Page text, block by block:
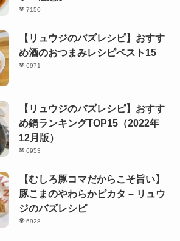
7150
【リュウジのバズレシピ】おすす
め酒のおつまみレシピベスト15
6971
【リュウジのバズレシピ】おすす
め鍋ランキングTOP15（2022年
12月版）
6953
【むしろ豚コマだからこそ旨い】
豚こまのやわらかピカタ – リュウ
ジのバズレシピ
6928